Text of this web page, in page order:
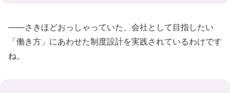
――さきほどおっしゃっていた、会社として目指したい
「働き方」にあわせた制度設計を実践されているわけです
ね。